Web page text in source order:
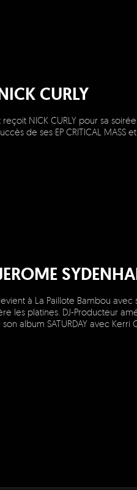
CURLY
NICK CURLY pour sa soirée
de ses EP CRITICAL MASS et
à La Paillote Bambou avec
les platines. DJ-Producteur
album SATURDAY avec Kerri